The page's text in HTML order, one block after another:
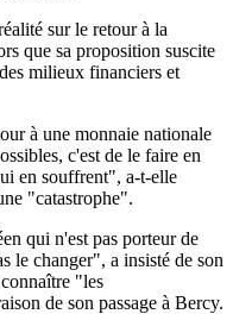
sur le retour à la
que sa proposition suscite
milieux financiers et
à une monnaie nationale
c'est de le faire en
en souffrent", a-t-elle
"catastrophe".
qui n'est pas porteur de
le changer", a insisté de son
"les
de son passage à Bercy.